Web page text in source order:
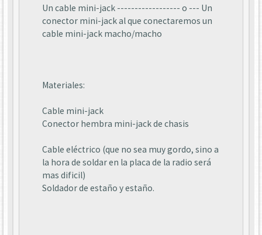
Un cable mini-jack ------------------ o --- Un
conector mini-jack al que conectaremos un
cable mini-jack macho/macho
Materiales:
Cable mini-jack
Conector hembra mini-jack de chasis
Cable eléctrico (que no sea muy gordo, sino a
la hora de soldar en la placa de la radio será
mas dificil)
Soldador de estaño y estaño.